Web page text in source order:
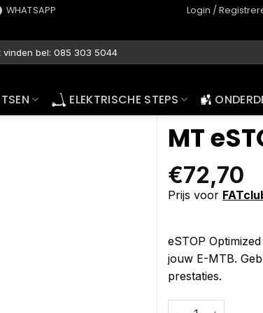
WHATSAPP Login /
ELEKTRISCHE STEPS
MT
€72,70
Prijs voor
eSTOP
jouw E-MTB.
prestaties.
MT eSTOP
Alternative: